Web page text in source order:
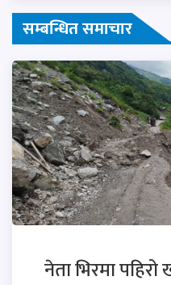
सम्बन्धित समाचार
नेता भिरमा